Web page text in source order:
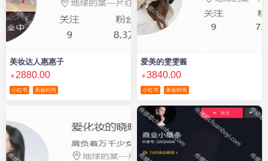
美妆达人惠惠子
￥ 2880.00
小红书 美妆时尚
爱美的雯雯酱
￥3840.00
小红书 美妆时尚